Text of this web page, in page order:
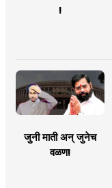
!
जुनी माती अन् जुनेच
वळण!